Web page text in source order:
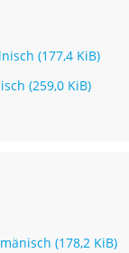
(177,4 KiB)
(259,0 KiB)
(178,2 KiB)